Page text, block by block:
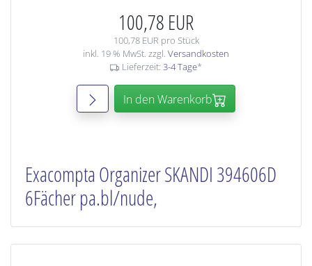
100,78 EUR
100,78 EUR pro Stück
inkl. 19 % MwSt. zzgl. Versandkosten
Lieferzeit: 3-4 Tage*
In den Warenkorb
Exacompta Organizer SKANDI 394606D
6Fächer pa.bl/nude,